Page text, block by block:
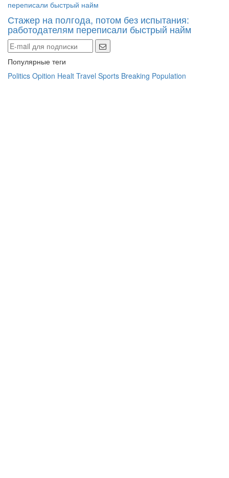
Стажер на полгода, потом без испытания:
работодателям переписали быстрый найм
Популярные теги